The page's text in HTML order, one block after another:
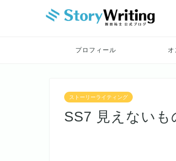
プロフィール
ストーリーライティング
SS7 見えない